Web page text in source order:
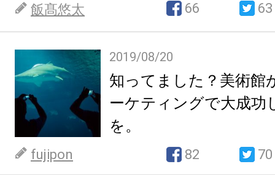
飯髙悠太 66 63
2019/08/20
知ってました？美術館
ーケティングで大成功
を。
fujipon 82 70